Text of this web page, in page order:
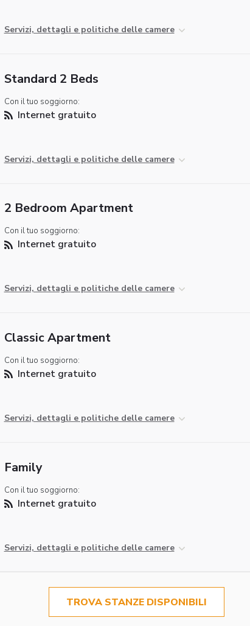
Servizi, dettagli e politiche delle camere
Standard 2 Beds
Con il tuo soggiorno:
Internet gratuito
Servizi, dettagli e politiche delle camere
2 Bedroom Apartment
Con il tuo soggiorno:
Internet gratuito
Servizi, dettagli e politiche delle camere
Classic Apartment
Con il tuo soggiorno:
Internet gratuito
Servizi, dettagli e politiche delle camere
Family
Con il tuo soggiorno:
Internet gratuito
Servizi, dettagli e politiche delle camere
TROVA STANZE DISPONIBILI